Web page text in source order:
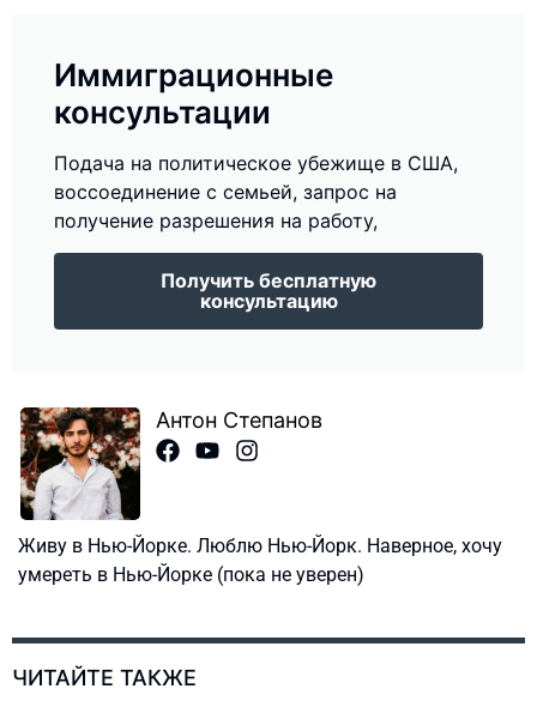
Иммиграционные
консультации
Подача на политическое убежище в США,
воссоединение с семьей, запрос на
получение разрешения на работу,
Получить бесплатную
консультацию
Антон Степанов
Живу в Нью-Йорке. Люблю Нью-Йорк. Наверное, хочу
умереть в Нью-Йорке (пока не уверен)
ЧИТАЙТЕ ТАКЖЕ